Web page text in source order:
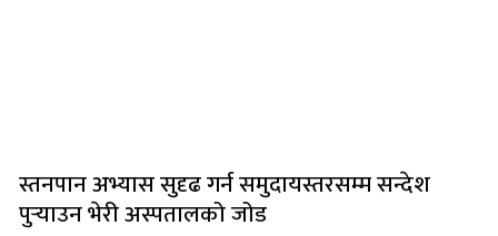
स्तनपान अभ्यास सुदृढ गर्न समुदायस्तरसम्म सन्देश
पुर्‍याउन भेरी अस्पतालको जोड